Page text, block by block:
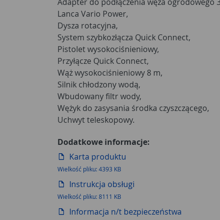
Lanca Vario Power,
Dysza rotacyjna,
System szybkozłącza Quick Connect,
Pistolet wysokociśnieniowy,
Przyłącze Quick Connect,
Wąż wysokociśnieniowy 8 m,
Silnik chłodzony wodą,
Wbudowany filtr wody,
Wężyk do zasysania środka czyszczącego,
Uchwyt teleskopowy.
Dodatkowe informacje:
Karta produktu
Wielkość pliku: 4393 KB
Instrukcja obsługi
Wielkość pliku: 8111 KB
Informacja n/t bezpieczeństwa